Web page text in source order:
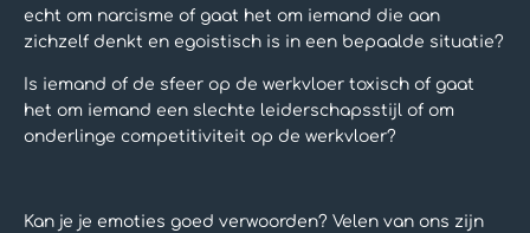
echt om narcisme of gaat het om iemand die aan
zichzelf denkt en egoistisch is in een bepaalde situatie?
Is iemand of de sfeer op de werkvloer toxisch of gaat
het om iemand een slechte leiderschapsstijl of om
onderlinge competitiviteit op de werkvloer?
Kan je je emoties goed verwoorden? Velen van ons zijn